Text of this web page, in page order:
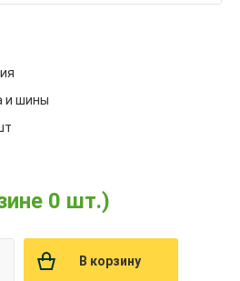
и шины
0 шт.)
В корзину